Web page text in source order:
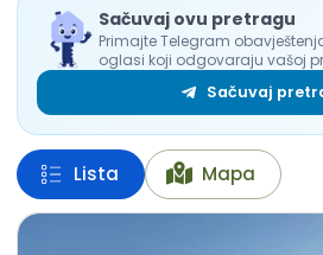
Sačuvaj ovu pretragu
Primajte Telegram
oglasi koji odgovaraju vašoj
Sačuvaj
Lista Mapa